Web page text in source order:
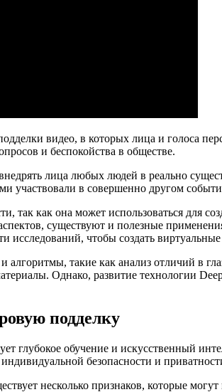
видео, в которых лица и голоса
и беспокойства в обществе.
лица любых людей в реально
участвовали в совершенно другом
так как она может использоваться для
существуют и полезные
исследований, чтобы создать
такие как анализ отличий в
Однако, развитие технологии
подделку
глубокое обучение и искусственный
безопасности и
несколько признаков, которые